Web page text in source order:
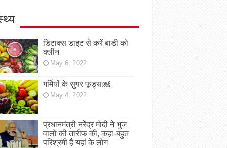
डिटाक्स डाइट से करें बाडी को
क्लीन
May 6, 2022
गर्मियों के सुपर फूड्स￼
May 4, 2022
प्रधानमंत्री नरेंद्र मोदी ने भुज
वालों की तारीफ की, कहा-बहुत
परिश्रमी हैं यहां के लोग